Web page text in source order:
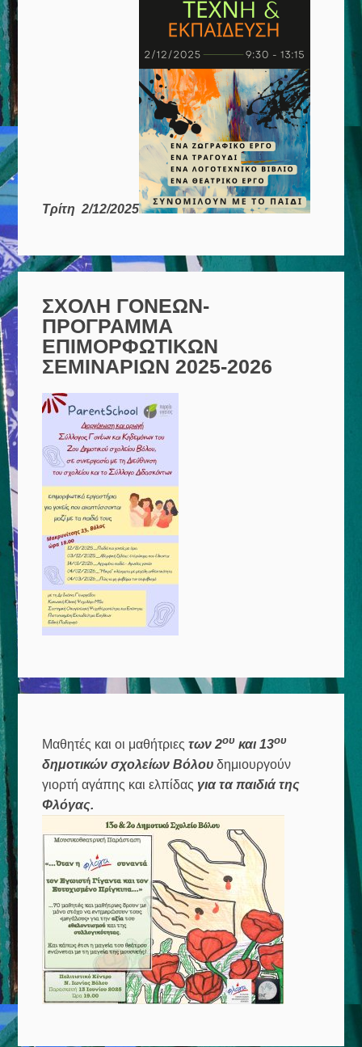
Τρίτη 2/12/2025
ΣΧΟΛΗ ΓΟΝΕΩΝ-
ΠΡΟΓΡΑΜΜΑ
ΕΠΙΜΟΡΦΩΤΙΚΩΝ
ΣΕΜΙΝΑΡΙΩΝ 2025-2026
Μαθητές και οι μαθήτριεςτων 2ου και 13ου
δημοτικών σχολείων Βόλου δημιουργούν
γιορτή αγάπης και ελπίδας για τα παιδιά της
Φλόγας.